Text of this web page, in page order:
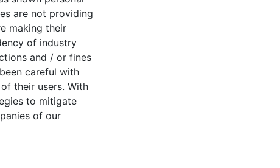
are not providing
making their
of industry
and / or fines
careful with
their users. With
to mitigate
of our